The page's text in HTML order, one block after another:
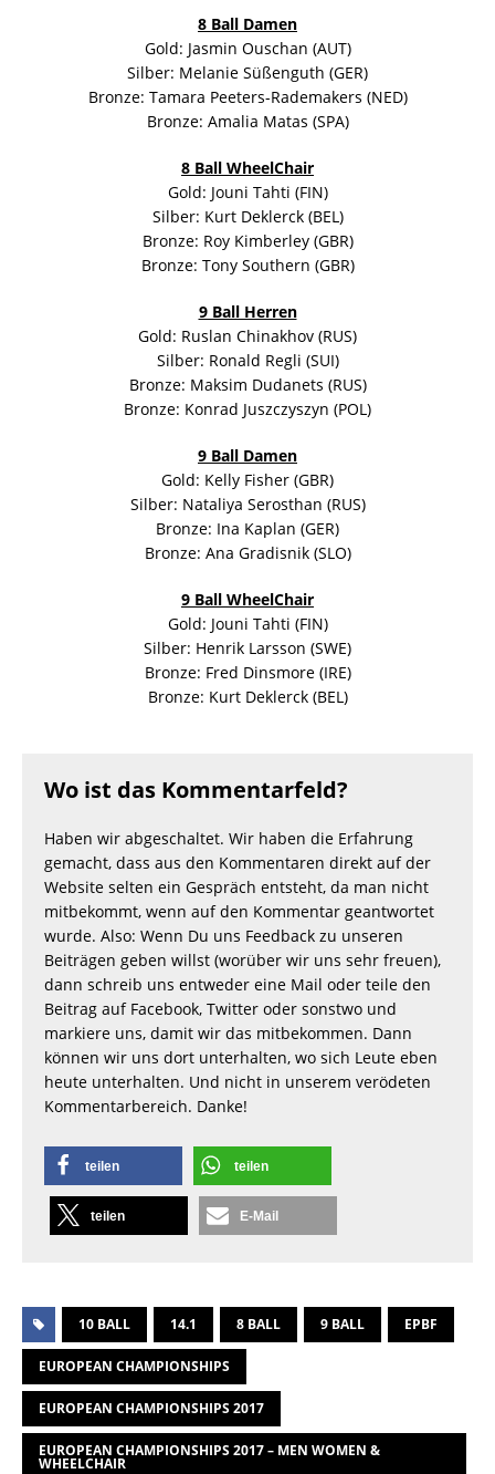
8 Ball Damen
Gold: Jasmin Ouschan (AUT)
Silber: Melanie Süßenguth (GER)
Bronze: Tamara Peeters-Rademakers (NED)
Bronze: Amalia Matas (SPA)
8 Ball WheelChair
Gold: Jouni Tahti (FIN)
Silber: Kurt Deklerck (BEL)
Bronze: Roy Kimberley (GBR)
Bronze: Tony Southern (GBR)
9 Ball Herren
Gold: Ruslan Chinakhov (RUS)
Silber: Ronald Regli (SUI)
Bronze: Maksim Dudanets (RUS)
Bronze: Konrad Juszczyszyn (POL)
9 Ball Damen
Gold: Kelly Fisher (GBR)
Silber: Nataliya Serosthan (RUS)
Bronze: Ina Kaplan (GER)
Bronze: Ana Gradisnik (SLO)
9 Ball WheelChair
Gold: Jouni Tahti (FIN)
Silber: Henrik Larsson (SWE)
Bronze: Fred Dinsmore (IRE)
Bronze: Kurt Deklerck (BEL)
Wo ist das Kommentarfeld?
Haben wir abgeschaltet. Wir haben die Erfahrung
gemacht, dass aus den Kommentaren direkt auf der
Website selten ein Gespräch entsteht, da man nicht
mitbekommt, wenn auf den Kommentar geantwortet
wurde. Also: Wenn Du uns Feedback zu unseren
Beiträgen geben willst (worüber wir uns sehr freuen),
dann schreib uns entweder eine Mail oder teile den
Beitrag auf Facebook, Twitter oder sonstwo und
markiere uns, damit wir das mitbekommen. Dann
können wir uns dort unterhalten, wo sich Leute eben
heute unterhalten. Und nicht in unserem verödeten
Kommentarbereich. Danke!
teilen teilen
teilen E-Mail
10 BALL 14.1 8 BALL 9 BALL EPBF
EUROPEAN CHAMPIONSHIPS
EUROPEAN CHAMPIONSHIPS 2017
EUROPEAN CHAMPIONSHIPS 2017 – MEN WOMEN &
WHEELCHAIR